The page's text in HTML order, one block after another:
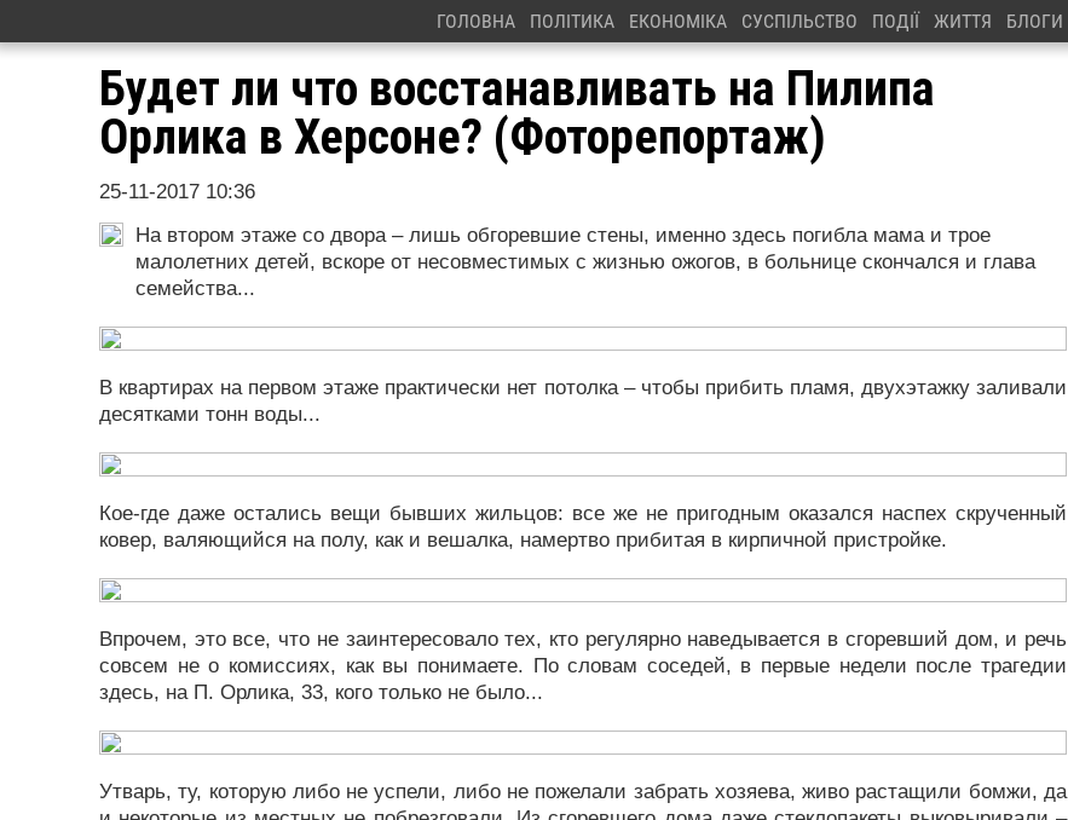
ГОЛОВНА ПОЛІТИКА ЕКОНОМІКА СУСПІЛЬСТВО ПОДІЇ ЖИТТЯ БЛОГИ
Будет ли что восстанавливать на Пилипа
Орлика в Херсоне? (Фоторепортаж)
25-11-2017 10:36
На втором этаже со двора – лишь обгоревшие стены, именно здесь погибла мама и трое
малолетних детей, вскоре от несовместимых с жизнью ожогов, в больнице скончался и глава
семейства...
В квартирах на первом этаже практически нет потолка – чтобы прибить пламя, двухэтажку заливали
десятками тонн воды...
Кое-где даже остались вещи бывших жильцов: все же не пригодным оказался наспех скрученный
ковер, валяющийся на полу, как и вешалка, намертво прибитая в кирпичной пристройке.
Впрочем, это все, что не заинтересовало тех, кто регулярно наведывается в сгоревший дом, и речь
совсем не о комиссиях, как вы понимаете. По словам соседей, в первые недели после трагедии
здесь, на П. Орлика, 33, кого только не было...
Утварь, ту, которую либо не успели, либо не пожелали забрать хозяева, живо растащили бомжи, да